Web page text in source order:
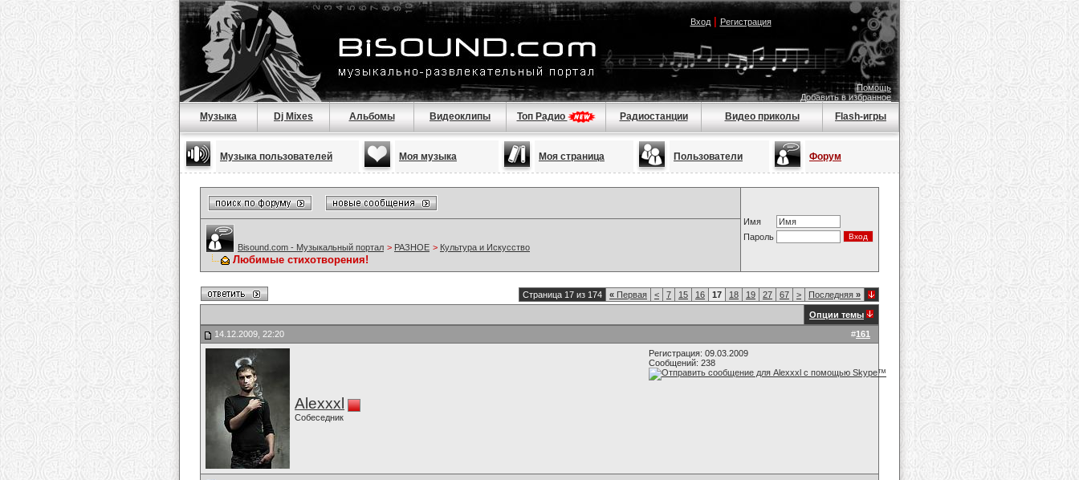
Вход| Регистрация
Помощь
Добавить в избранное
Музыка Dj Mixes Альбомы Видеоклипы Топ Радио Радиостанции Видео приколы Flash-игры
Музыка пользователей Моя музыка Моя страница Пользователи Форум
Имя
Пароль
Bisound.com - Музыкальный портал > РАЗНОЕ > Культура и Искусство
Любимые стихотворения!
Страница 17 из 174 « Первая < 7 15 16 17 18 19 27 67 > Последняя »
Опции темы
#161
14.12.2009, 22:20
Alexxxl
Собеседник
Регистрация: 09.03.2009
Сообщений: 238